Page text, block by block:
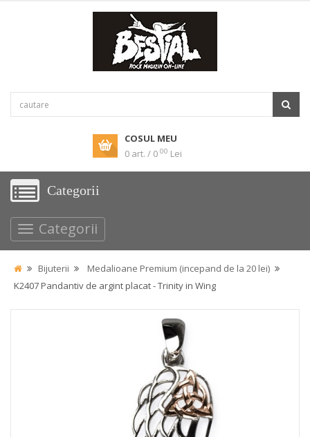
COSUL MEU
0 art. / 0 00 Lei
Categorii
Categorii
Bijuterii
Medalioane Premium (incepand de la 20 lei)
K2407 Pandantiv de argint placat - Trinity in Wing